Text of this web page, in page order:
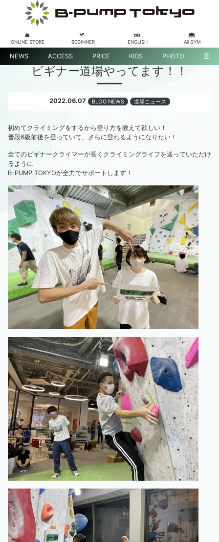
ONLINE STORE BEGINNER ENGLISH All GYM
NEWS ACCESS PRICE KIDS PHOTO
ビギナー道場やってます！！
2022.06.07 BLOG NEWS 道場ニュース
初めてクライミングをするから登り方を教えて欲しい！
普段6級前後を登っていて、さらに登れるようになりたい！
全てのビギナークライマーが長くクライミングライフを送っていただけ
るように
B-PUMP TOKYOが全力でサポートします！